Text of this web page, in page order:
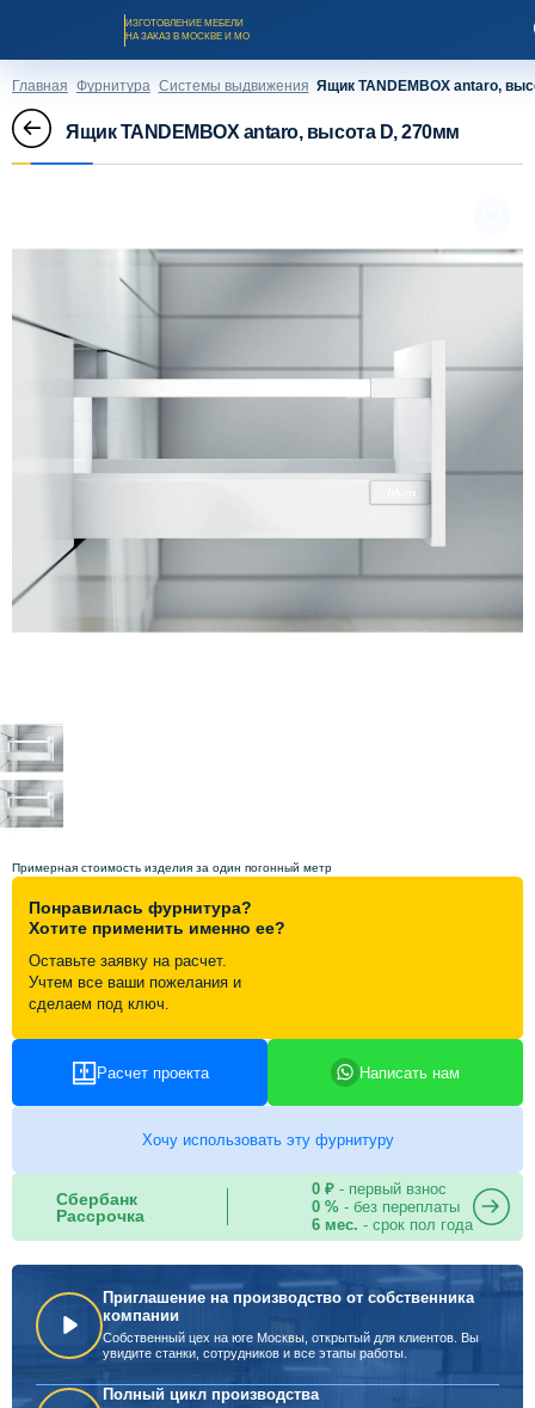
ИЗГОТОВЛЕНИЕ МЕБЕЛИ
НА ЗАКАЗ В МОСКВЕ И МО
Каталог мебели на заказ
О компании
Схема работы
Видеоотзывы
Контакты
Главная Фурнитура Системы выдвижения Ящик TANDEMBOX antaro,
Ящик TANDEMBOX antaro, высота D, 270мм
Примерная стоимость изделия за один погонный метр
Понравилась фурнитура?
Хотите применить именно ее?
Оставьте заявку на расчет.
Учтем все ваши пожелания и
сделаем под ключ.
Расчет проекта Написать нам
Хочу использовать эту фурнитуру
Сбербанк
Рассрочка
0 ₽- первый взнос
0 %- без переплаты
6 мес. - срок пол года
Приглашение на производство от собственника
компании
Собственный цех на юге Москвы, открытый для клиентов. Вы
увидите станки, сотрудников и все этапы работы.
Полный цикл производства